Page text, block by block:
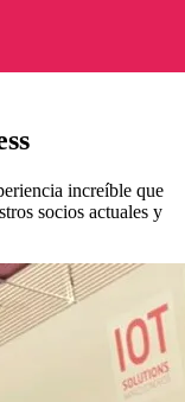
increíble que
socios actuales y